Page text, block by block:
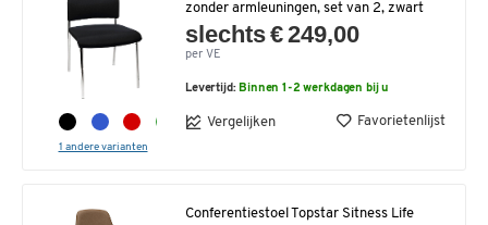
1 andere varianten
zonder armleuningen, set van 2, zwart
slechts € 249,00
per VE
Levertijd:Binnen 1-2 werkdagen bij u
Vergelijken Favorietenlijst
Conferentiestoel Topstar Sitness Life